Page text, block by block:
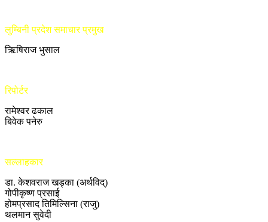
लुम्बिनी प्रदेश समाचार प्रमुख
ऋिषिराज भुसाल
रिपोर्टर
रामेश्वर ढकाल
बिवेक पनेरु
सल्लाहकार
डा. केशवराज खड्का (अर्थविद्)
गोपीकृष्ण प्रसाई
होमप्रसाद तिमिल्सिना (राजु)
थलमान सुवेदी